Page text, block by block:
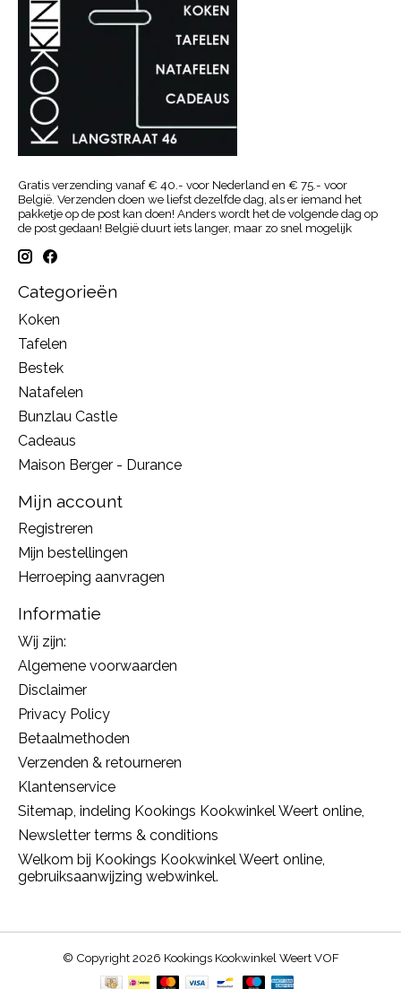
Gratis verzending vanaf € 40.- voor Nederland en € 75.- voor
België. Verzenden doen we liefst dezelfde dag, als er iemand het
pakketje op de post kan doen! Anders wordt het de volgende dag op
de post gedaan! België duurt iets langer, maar zo snel mogelijk
Categorieën
Koken
Tafelen
Bestek
Natafelen
Bunzlau Castle
Cadeaus
Maison Berger - Durance
Mijn account
Registreren
Mijn bestellingen
Herroeping aanvragen
Informatie
Wij zijn:
Algemene voorwaarden
Disclaimer
Privacy Policy
Betaalmethoden
Verzenden & retourneren
Klantenservice
Sitemap, indeling Kookings Kookwinkel Weert online,
Newsletter terms & conditions
Welkom bij Kookings Kookwinkel Weert online,
gebruiksaanwijzing webwinkel.
© Copyright 2026 Kookings Kookwinkel Weert VOF